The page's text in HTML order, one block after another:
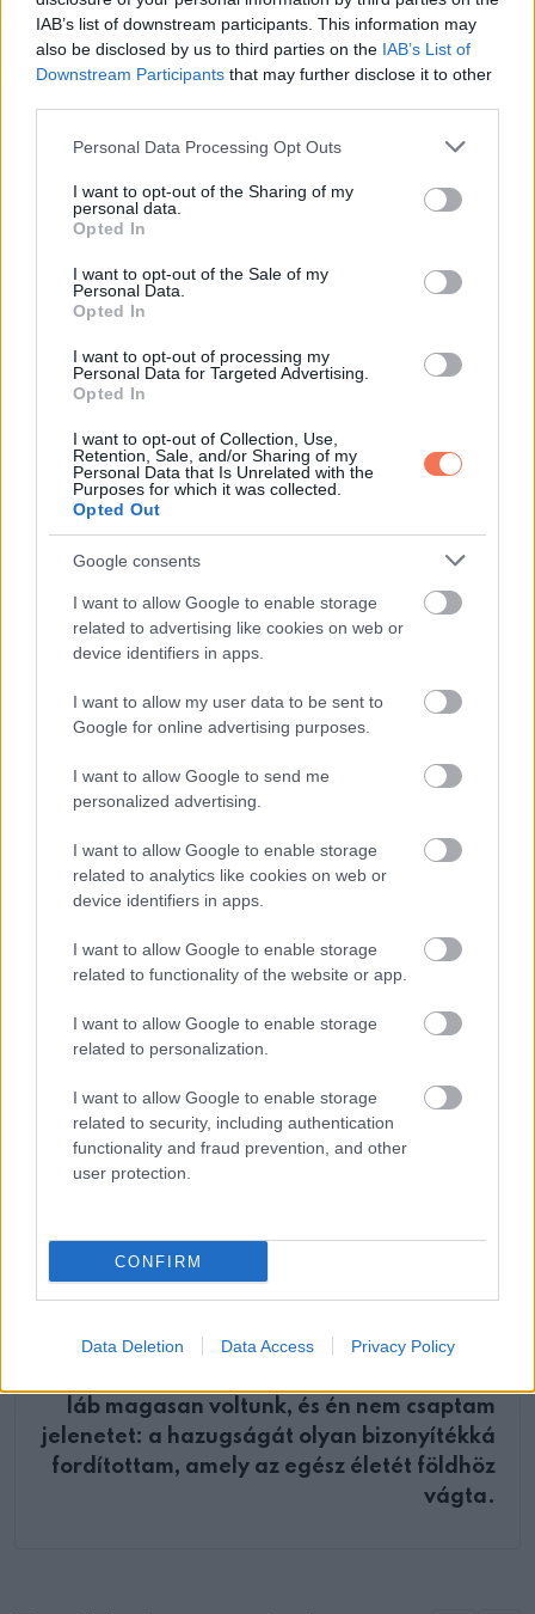
IAB’s list of downstream participants. This information may
also be disclosed by us to third parties on the IAB’s List of
Downstream Participants that may further disclose it to other
Please note that this website/app uses one or more Google
not limited to your visit or usage behaviour. You may click to
grant or deny consent to Google and its third-party tags to
use your data for below specified purposes in below Google
consent section.
Personal Data Processing Opt Outs
I want to opt-out of the Sharing of my
personal data.
Opted In
I want to opt-out of the Sale of my
Personal Data.
Opted In
I want to opt-out of processing my
Personal Data for Targeted Advertising.
Opted In
I want to opt-out of Collection, Use,
Retention, Sale, and/or Sharing of my
Personal Data that Is Unrelated with the
Purposes for which it was collected.
Opted Out
Google consents
I want to allow Google to enable storage
related to advertising like cookies on web or
device identifiers in apps.
I want to allow my user data to be sent to
Google for online advertising purposes.
I want to allow Google to send me
personalized advertising.
I want to allow Google to enable storage
related to analytics like cookies on web or
device identifiers in apps.
I want to allow Google to enable storage
related to functionality of the website or app.
I want to allow Google to enable storage
related to personalization.
I want to allow Google to enable storage
related to security, including authentication
functionality and fraud prevention, and other
user protection.
CONFIRM
Data Deletion Data Access Privacy Policy
esetben alkothatnak.
Kedden jöhetnek a miniszteri kinevezések, szerdán az
első kormányülés
kedden mennek a köztársasági elnökhöz, aki kinevezheti a
Tisza-kormány minisztereit. A kormányfő azt is közölte,
hogy arra kérték Sulyok Tamást: ne akarjon közös fotókat
készíteni a miniszterekkel.
A tervek szerint szerdán már kormányülést tartanának,
várhatóan nem Budapesten, pénteken pedig az államtitkárok
beiktatása is megtörténhet. Magyar Péter ezzel azt üzeni: a
hatalomátvétel nem ünnepi gesztusokból áll, hanem
iratbekérésből, átadás-átvételből, kinevezésekből és gyors
kormányzati döntésekből. A Karmelita így hétfő este már
nem a hatalom központjaként jelent meg, hanem egy lezárt
korszak díszleteként.
Oszd meg ezt a posztot:
WhatsappRedditShare
Email
ELŐZŐ POSZT
mutatott és kuncogott: „Ott van apa” –
addig nevettem, amíg meg nem láttam,
mire mutatott
Üdvözöltem a férjemet, mint egy utast a
ült, azon a pénzen utazva, amit én
láb magasan voltunk, és én nem csaptam
jelenetet: a hazugságát olyan bizonyítékká
fordítottam, amely az egész életét földhöz
vágta.